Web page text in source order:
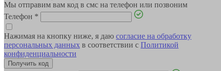
Мы отправим вам код в смс на телефон или позвоним
Телефон *
Нажимая на кнопку ниже, я даю согласие на обработку
персональных данных в соответствии с Политикой
конфиденциальности